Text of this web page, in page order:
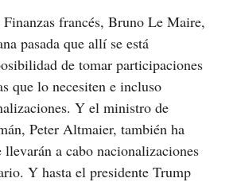
francés, Bruno Le Maire,
pasada que allí se está
de tomar participaciones
que lo necesiten e incluso
Y el ministro de
Peter Altmaier, también ha
llevarán a cabo nacionalizaciones
Y hasta el presidente Trump